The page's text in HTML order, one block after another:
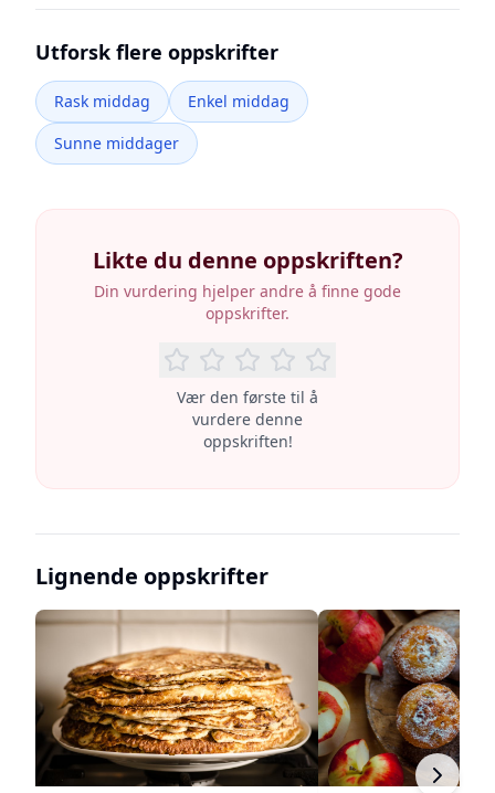
Utforsk flere oppskrifter
Rask middag
Enkel middag
Sunne middager
Likte du denne oppskriften?
Din vurdering hjelper andre å finne gode
oppskrifter.
Vær den første til å
vurdere denne
oppskriften!
Lignende oppskrifter